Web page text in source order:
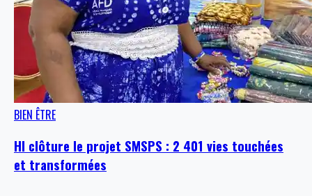
BIEN ÊTRE
HI clôture le projet SMSPS : 2 401 vies touchées
et transformées